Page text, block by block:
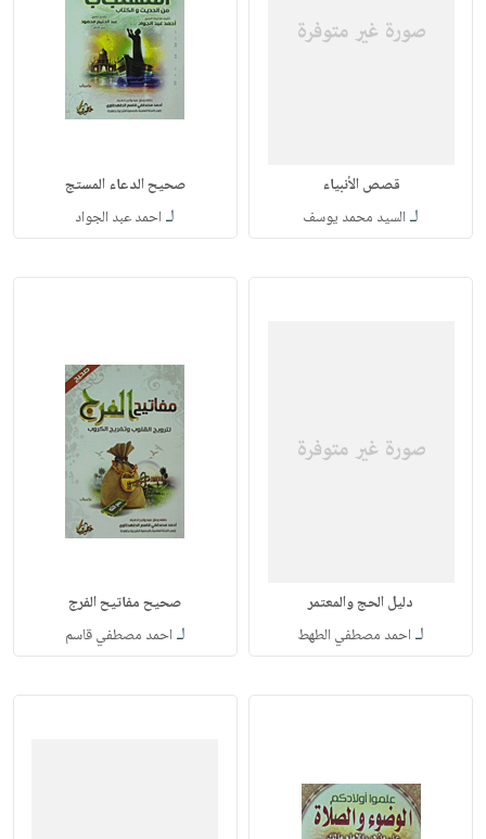
قصص الأنبياء
لـ السيد محمد يوسف
صحيح الدعاء المستج
لـ احمد عبد الجواد
دليل الحج والمعتمر
لـ احمد مصطفي الطهط
صحيح مفاتيح الفرج
لـ احمد مصطفي قاسم